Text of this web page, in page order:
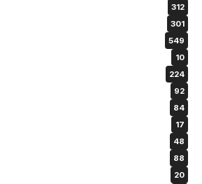
312
301
549
10
224
92
84
17
48
88
20